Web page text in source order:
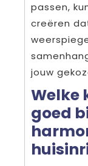
passen,
creëren
jouw
Welke
goed